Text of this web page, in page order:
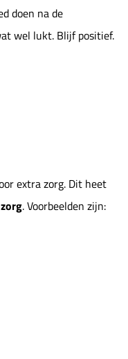
doen na de
wel lukt. Blijf positief.
extra zorg. Dit heet
. Voorbeelden zijn: